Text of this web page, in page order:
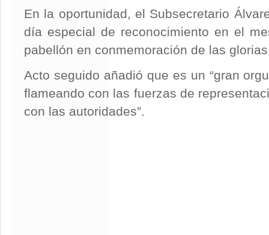
En la oportunidad, el Subsecretario
día especial de reconocimiento en el
pabellón en conmemoración de las
Acto seguido añadió que es un “gran
flameando con las fuerzas de
con las autoridades”.